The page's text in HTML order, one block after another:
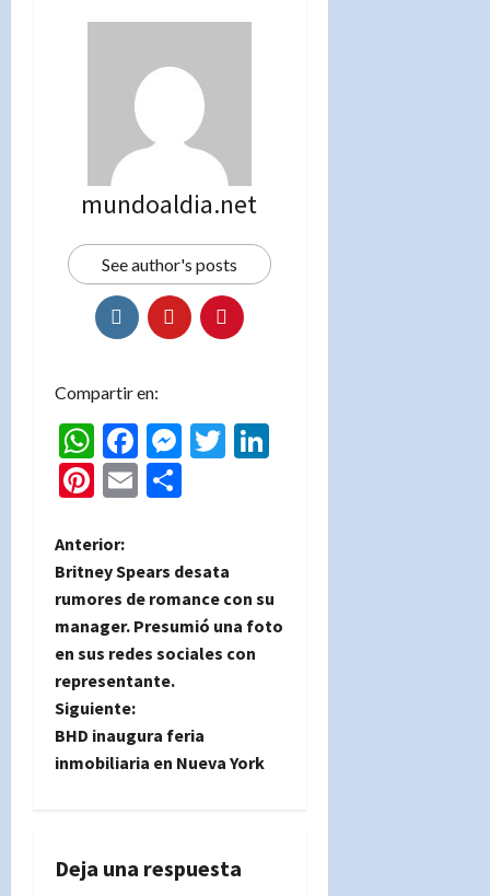
mundoaldia.net
See author's posts
Compartir en:
WhatsApp
Facebook
Messenger
Twitter
Pinterest
Email
N
a
v
e
g
a
i
Anterior:
Britney Spears desata
rumores de romance con su
manager. Presumió una foto
en sus redes sociales con
representante.
Siguiente:
BHD inaugura feria
inmobiliaria en Nueva York
Deja una respuesta